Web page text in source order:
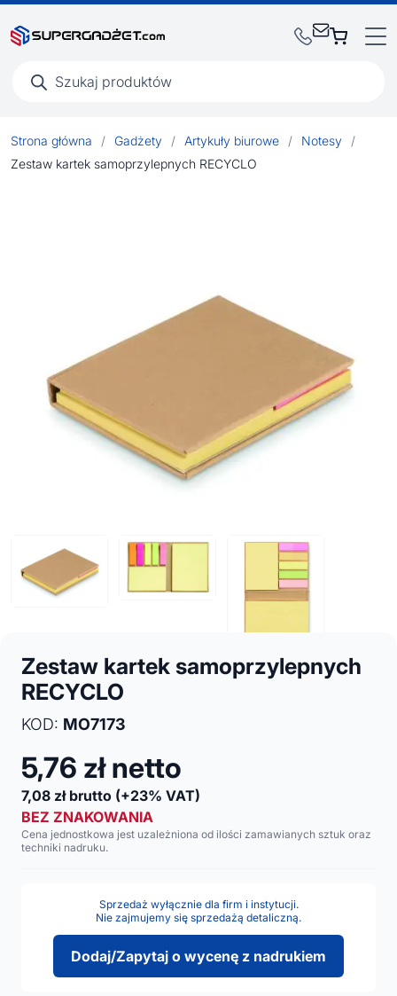
produktów
Strona główna / Gadżety / Artykuły biurowe / Notesy
/
Zestaw kartek samoprzylepnych RECYCLO
Zestaw kartek samoprzylepnych
RECYCLO
KOD: MO7173
5,76 zł netto
7,08 zł brutto (+23% VAT)
BEZ ZNAKOWANIA
Cena jednostkowa jest uzależniona od ilości zamawianych sztuk oraz
techniki nadruku.
Sprzedaż wyłącznie dla firm i instytucji.
Nie zajmujemy się sprzedażą detaliczną.
Dodaj/Zapytaj o wycenę z nadrukiem